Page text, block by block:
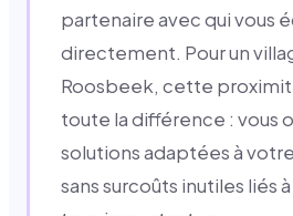
partenaire avec qui vous
directement. Pour un
Roosbeek, cette
toute la différence : vous
solutions adaptées à
sans surcoûts inutiles liés